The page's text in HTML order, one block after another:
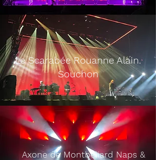
Le Scarabée Rouanne Alain.
Souchon
Axone de Montbéliard Naps &